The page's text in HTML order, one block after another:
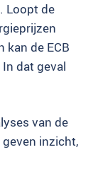
. Loopt de
kan de ECB
dat geval
van de
geven inzicht,